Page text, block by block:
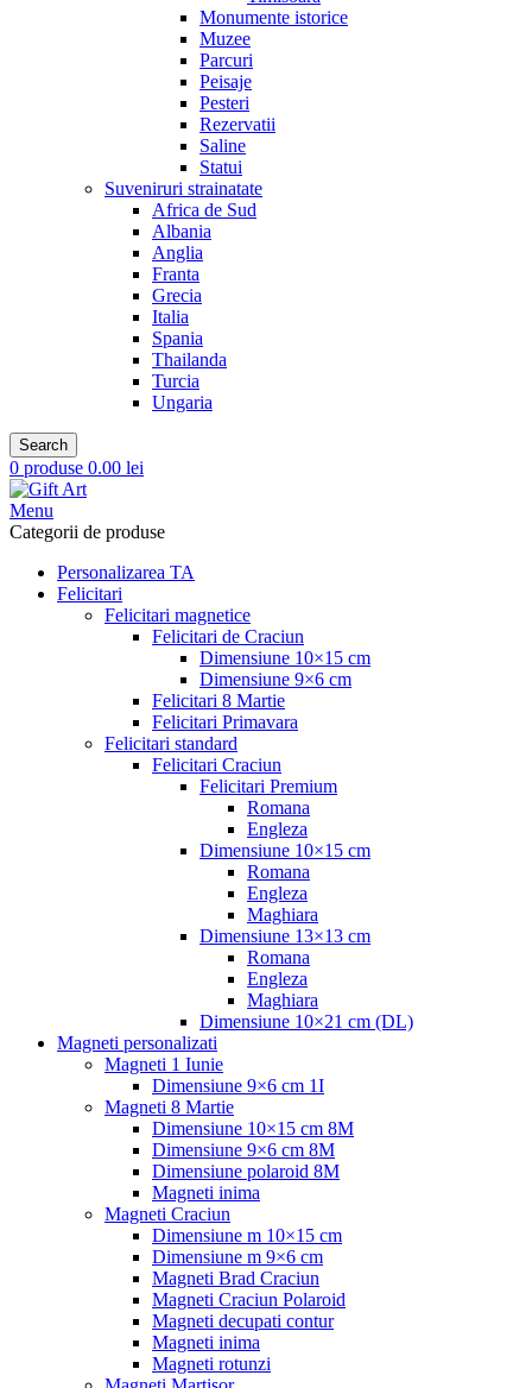
Monumente istorice
Muzee
Parcuri
Peisaje
Pesteri
Rezervatii
Saline
Statui
Suveniruri strainatate
Africa de Sud
Albania
Anglia
Franta
Grecia
Italia
Spania
Thailanda
Turcia
Ungaria
Search
0 produse 0.00 lei
Menu
Categorii de produse
Personalizarea TA
Felicitari
Felicitari magnetice
Felicitari de Craciun
Dimensiune 10×15 cm
Dimensiune 9×6 cm
Felicitari 8 Martie
Felicitari Primavara
Felicitari standard
Felicitari Craciun
Felicitari Premium
Romana
Engleza
Dimensiune 10×15 cm
Romana
Engleza
Maghiara
Dimensiune 13×13 cm
Romana
Engleza
Maghiara
Dimensiune 10×21 cm (DL)
Magneti personalizati
Magneti 1 Iunie
Dimensiune 9×6 cm 1I
Magneti 8 Martie
Dimensiune 10×15 cm 8M
Dimensiune 9×6 cm 8M
Dimensiune polaroid 8M
Magneti inima
Magneti Craciun
Dimensiune m 10×15 cm
Dimensiune m 9×6 cm
Magneti Brad Craciun
Magneti Craciun Polaroid
Magneti decupati contur
Magneti inima
Magneti rotunzi